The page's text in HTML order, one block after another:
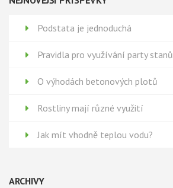
Podstata je jednoduchá
Pravidla pro využívání party stanů
O výhodách betonových plotů
Rostliny mají různé využití
Jak mít vhodně teplou vodu?
ARCHIVY